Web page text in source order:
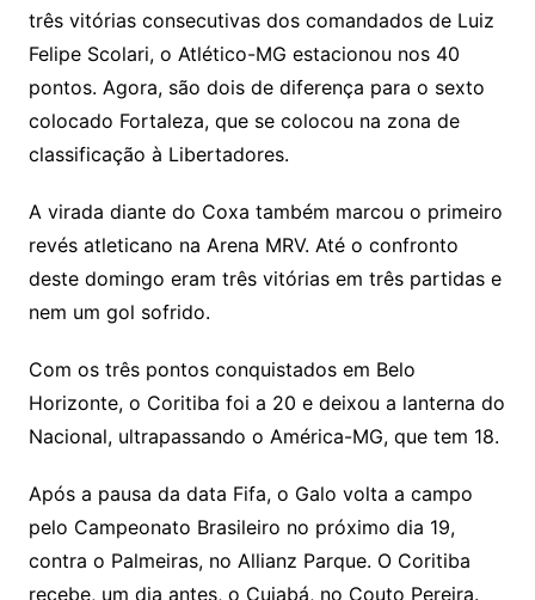
três vitórias consecutivas dos comandados de Luiz
Felipe Scolari, o Atlético-MG estacionou nos 40
pontos. Agora, são dois de diferença para o sexto
colocado Fortaleza, que se colocou na zona de
classificação à Libertadores.
A virada diante do Coxa também marcou o primeiro
revés atleticano na Arena MRV. Até o confronto
deste domingo eram três vitórias em três partidas e
nem um gol sofrido.
Com os três pontos conquistados em Belo
Horizonte, o Coritiba foi a 20 e deixou a lanterna do
Nacional, ultrapassando o América-MG, que tem 18.
Após a pausa da data Fifa, o Galo volta a campo
pelo Campeonato Brasileiro no próximo dia 19,
contra o Palmeiras, no Allianz Parque. O Coritiba
recebe, um dia antes, o Cuiabá, no Couto Pereira.